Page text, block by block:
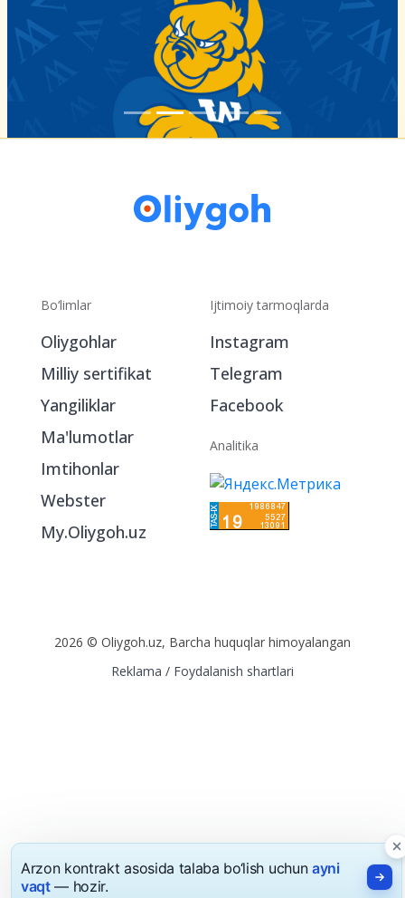
Bo‘limlar
Oliygohlar
Milliy sertifikat
Yangiliklar
Ma'lumotlar
Imtihonlar
Webster
My.Oliygoh.uz
Ijtimoiy tarmoqlarda
Instagram
Telegram
Facebook
Analitika
2026 © Oliygoh.uz, Barcha huquqlar himoyalangan
Reklama / Foydalanish shartlari
Arzon kontrakt asosida talaba bo‘lish uchun ayni
vaqt— hozir.